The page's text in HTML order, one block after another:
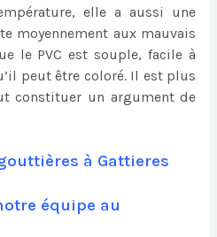
elle a aussi une
moyennement aux mauvais
le PVC est souple, facile à
peut être coloré. Il est plus
constituer un argument de
à Gattieres
équipe au